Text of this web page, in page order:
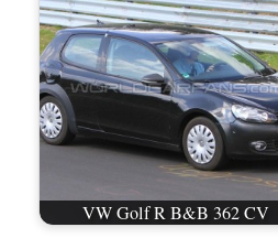
VW Golf R B&B 362 CV